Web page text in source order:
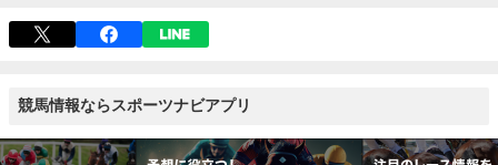
競馬情報ならスポーツナビアプリ